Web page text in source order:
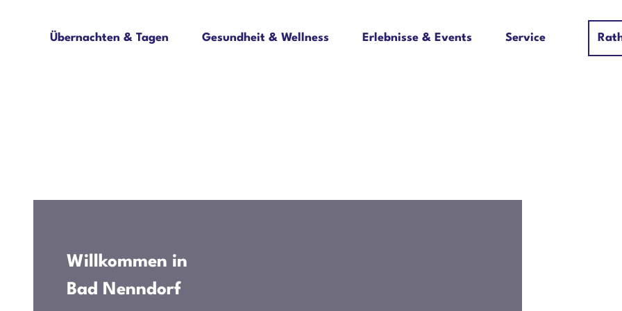
Übernachten & Tagen Gesundheit & Wellness Erlebnisse & Events Service
Suche
Willkommen in
Bad Nenndorf